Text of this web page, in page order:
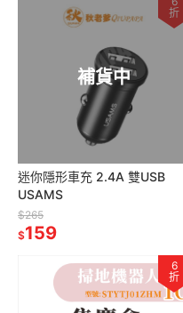
補貨中
折
迷你隱形車充 2.4A 雙USB
USAMS
$265
$159
6
折